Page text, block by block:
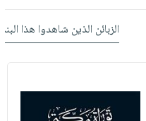
الزبائن الذين شاهدوا هذا